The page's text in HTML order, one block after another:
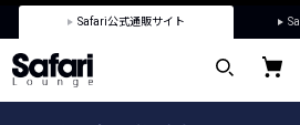
Safari公式通販サイト